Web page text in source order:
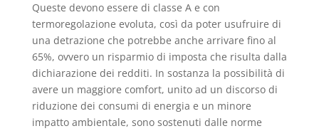
Queste devono essere di classe A e con
termoregolazione evoluta, così da poter usufruire di
una detrazione che potrebbe anche arrivare fino al
65%, ovvero un risparmio di imposta che risulta dalla
dichiarazione dei redditi. In sostanza la possibilità di
avere un maggiore comfort, unito ad un discorso di
riduzione dei consumi di energia e un minore
impatto ambientale, sono sostenuti dalle norme